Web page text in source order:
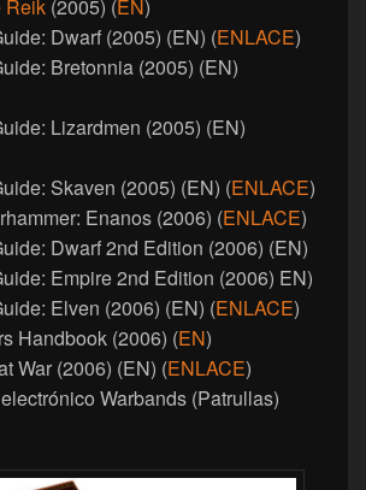
Reik (2005) (EN)
Dwarf (2005) (EN) (ENLACE)
Bretonnia (2005) (EN)
Lizardmen (2005) (EN)
Skaven (2005) (EN) (ENLACE)
Enanos (2006) (ENLACE)
Dwarf 2nd Edition (2006) (EN)
Empire 2nd Edition (2006) EN)
Elven (2006) (EN) (ENLACE)
Handbook (2006) (EN)
War (2006) (EN) (ENLACE)
Warbands (Patrullas)